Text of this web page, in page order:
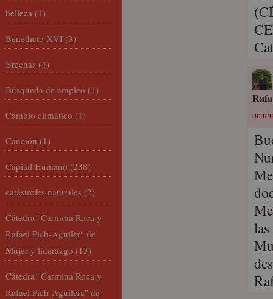
Rafa
belleza (1)
Benedicto XVI (3)
Brechas (4)
Búsqueda de empleo (1)
Cambio climático (1)
Canción (1)
Capital Humano (238)
catástrofes naturales (2)
Cátedra "Carmina Roca y
Rafael Pich-Aguiler" de
Mujer y liderazgo (13)
Cátedra "Carmina Roca y
Rafael Pich-Aguilera" de